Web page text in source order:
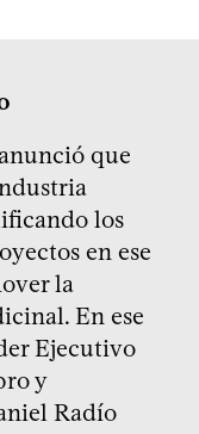
que
los
en ese
la
En ese
Ejecutivo
y
Radío